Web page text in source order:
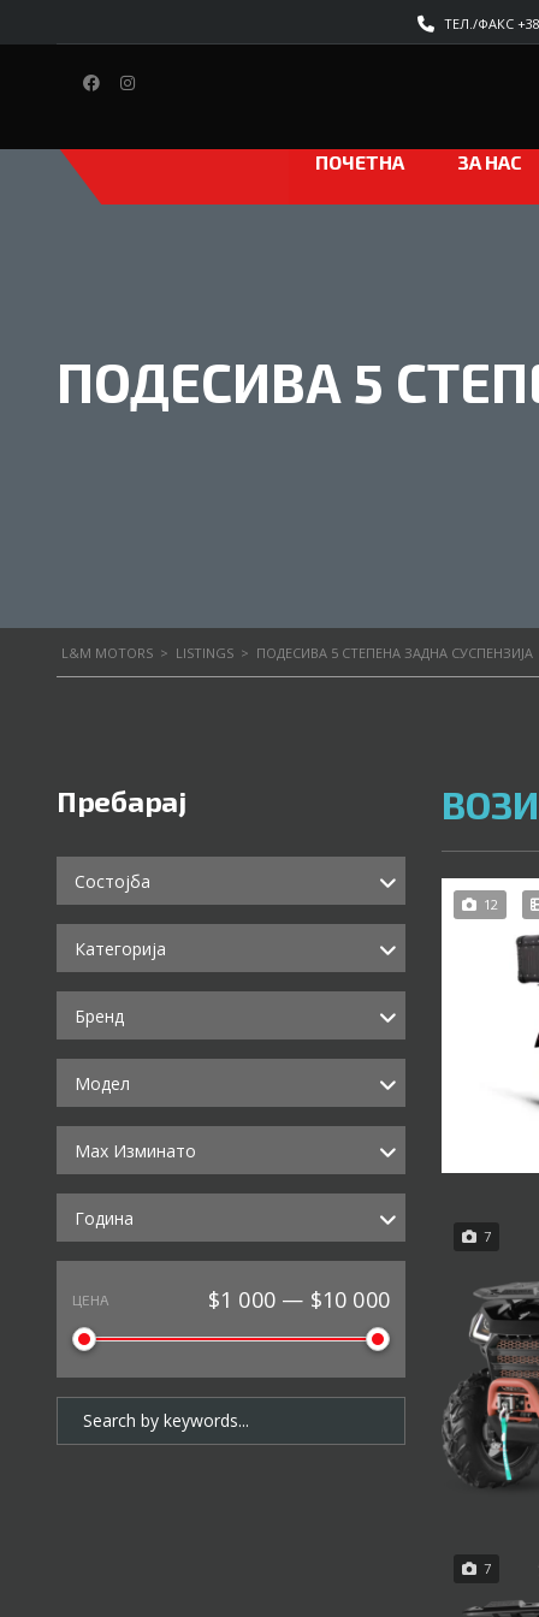
ТЕЛ./ФАКС
ПОЧЕТНА ЗА НАС
ПОДЕСИВА 5
L&M MOTORS > LISTINGS > ПОДЕСИВА 5 СТЕПЕНА ЗАДНА СУСПЕНЗИЈА
Пребарај
Состојба
Категорија
Бренд
Модел
Max Изминато
Година
ЦЕНА $1 000 — $10 000
12
7
7